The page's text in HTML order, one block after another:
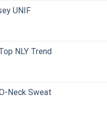
là:
UNIF
NLY Trend
Neck Sweat